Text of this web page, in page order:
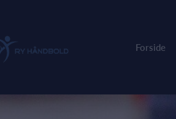
Forside